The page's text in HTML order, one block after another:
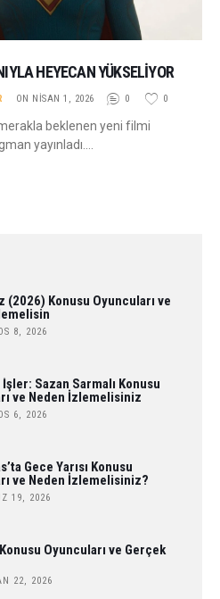
HEYECAN YÜKSELIYOR
ON NISAN 1, 2026 0 0
beklenen yeni filmi
yayınladı.…
(2026) Konusu Oyuncuları ve
8, 2026
Sazan Sarmalı Konusu
ve Neden İzlemelisiniz
6, 2026
Gece Yarısı Konusu
ve Neden İzlemelisiniz?
19, 2026
Oyuncuları ve Gerçek
22, 2026